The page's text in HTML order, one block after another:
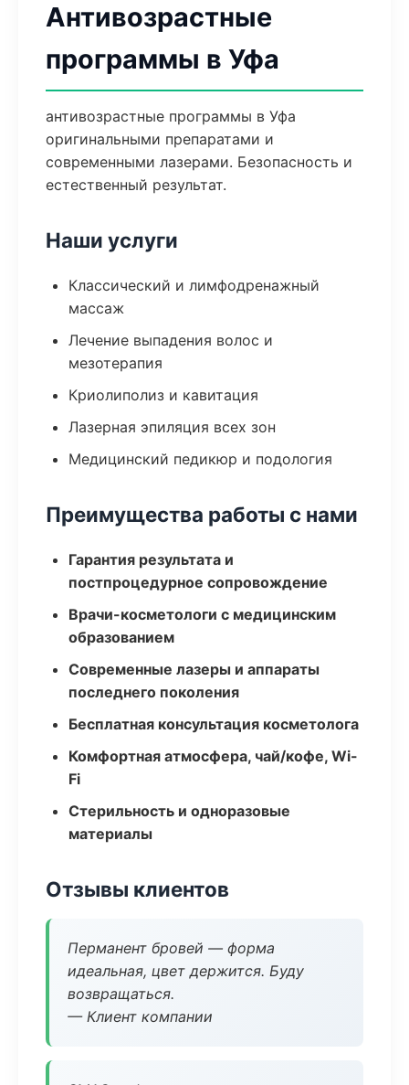
Антивозрастные
программы в Уфа
антивозрастные программы в Уфа
оригинальными препаратами и
современными лазерами. Безопасность и
естественный результат.
Наши услуги
Классический и лимфодренажный
массаж
Лечение выпадения волос и
мезотерапия
Криолиполиз и кавитация
Лазерная эпиляция всех зон
Медицинский педикюр и подология
Преимущества работы с нами
Гарантия результата и
постпроцедурное сопровождение
Врачи-косметологи с медицинским
образованием
Современные лазеры и аппараты
последнего поколения
Бесплатная консультация косметолога
Комфортная атмосфера, чай/кофе, Wi-
Fi
Стерильность и одноразовые
материалы
Отзывы клиентов
Перманент бровей — форма
идеальная, цвет держится. Буду
возвращаться.
— Клиент компании